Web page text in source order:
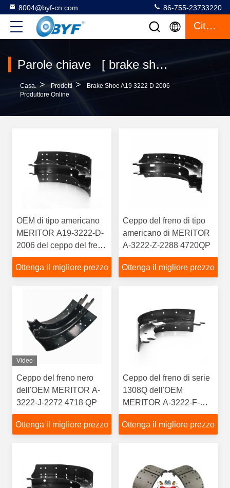
8004@byf-cn.com 86-755-23733220
Citazione
Parole chiave [ brake shoe a19 3222 d 2006 ] Corrispondenza 56 prodotti
Casa. > Prodotti >
Brake Shoe A19 3222 D 2006
Produttore Online
OEM di tipo americano
MERITOR A19-3222-D-
2006 del ceppo del freno
4707QP
Ottenga il migliore prezzo
Ceppo del freno di tipo
americano di MERITOR
A-3222-Z-2288 4720QP
Ottenga il migliore prezzo
Video
Ceppo del freno nero
dell'OEM MERITOR A-
3222-J-2272 4718 QP
Ottenga il migliore prezzo
Ceppo del freno di serie
1308Q dell'OEM
MERITOR A-3222-F-
1982 ROR
Ottenga il migliore prezzo